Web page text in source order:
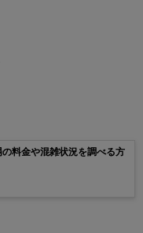
料金や混雑状況を調べる方